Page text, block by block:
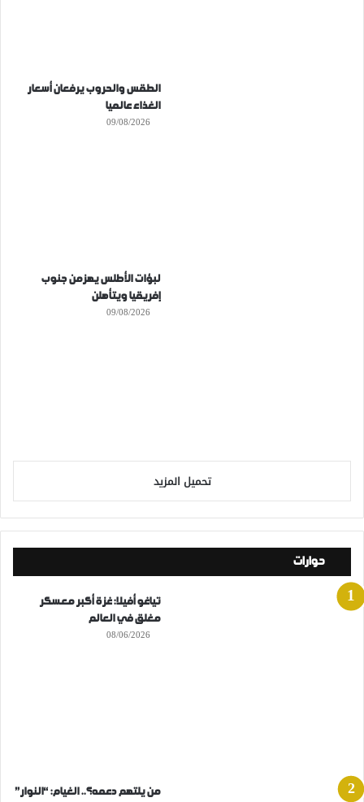
الطقس والحروب يرفعان أسعار
الغذاء عالميا
09/08/2026
لبؤات الأطلس يهزمن جنوب
إفريقيا ويتأهلن
09/08/2026
تحميل المزيد
حوارات
تياغو أفيلا: غزة أكبر معسكر
مغلق في العالم
08/06/2026
من يلتهم دعمه؟.. الغيام: “النوار”